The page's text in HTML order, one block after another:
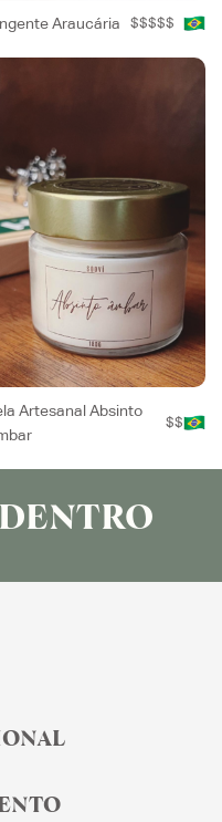
Araucária $$$$$
Artesanal Absinto
$$